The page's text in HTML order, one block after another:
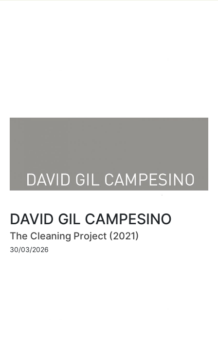
DAVID GIL CAMPESINO
The Cleaning Project (2021)
30/03/2026